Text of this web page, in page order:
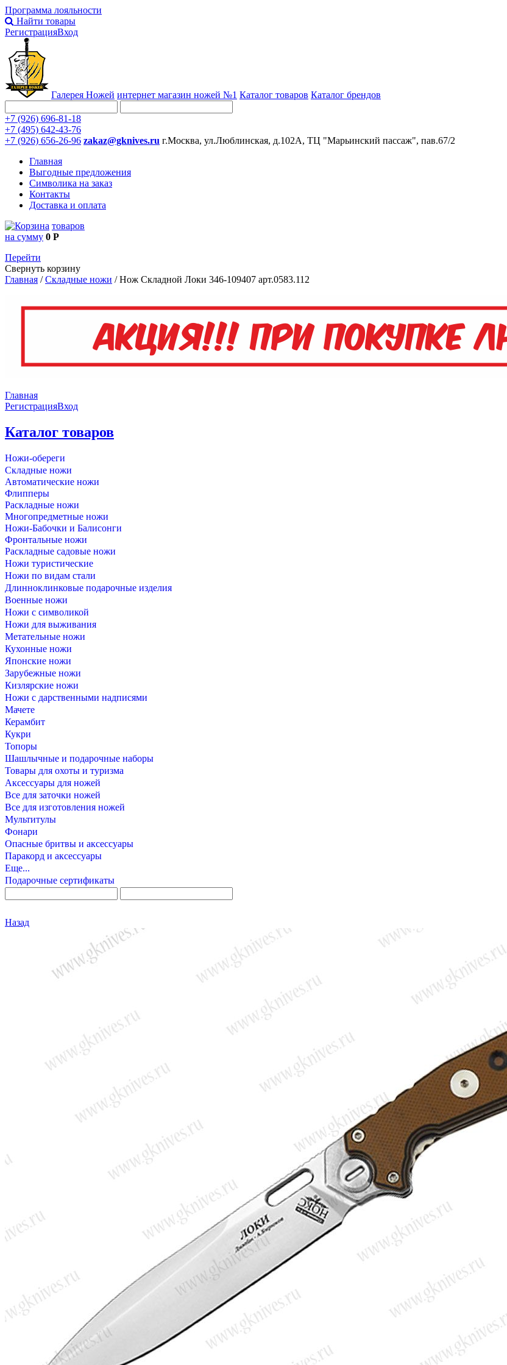
Программа лояльности
Найти товары
РегистрацияВход
Галерея Ножей интернет магазин ножей №1 Каталог товаров Каталог брендов
+7 (926) 696-81-18
+7 (495) 642-43-76
+7 (926) 656-26-96 zakaz@gknives.ru г.Москва, ул.Люблинская, д.102А, ТЦ "Марьинский пассаж", пав.67/2
Главная
Выгодные предложения
Символика на заказ
Контакты
Доставка и оплата
товаров
на сумму 0 Р
Перейти
Свернуть корзину
Главная /Складные ножи /Нож Складной Локи 346-109407 арт.0583.112
Главная
РегистрацияВход
Каталог товаров
Ножи-обереги
Складные ножи
Автоматические ножи
Флипперы
Раскладные ножи
Многопредметные ножи
Ножи-Бабочки и Балисонги
Фронтальные ножи
Раскладные садовые ножи
Ножи туристические
Ножи по видам стали
Длинноклинковые подарочные изделия
Военные ножи
Ножи с символикой
Ножи для выживания
Метательные ножи
Кухонные ножи
Японские ножи
Зарубежные ножи
Кизлярские ножи
Ножи с дарственными надписями
Мачете
Керамбит
Кукри
Топоры
Шашлычные и подарочные наборы
Товары для охоты и туризма
Аксессуары для ножей
Все для заточки ножей
Все для изготовления ножей
Мультитулы
Фонари
Опасные бритвы и аксессуары
Паракорд и аксессуары
Еще...
Подарочные сертификаты
Назад